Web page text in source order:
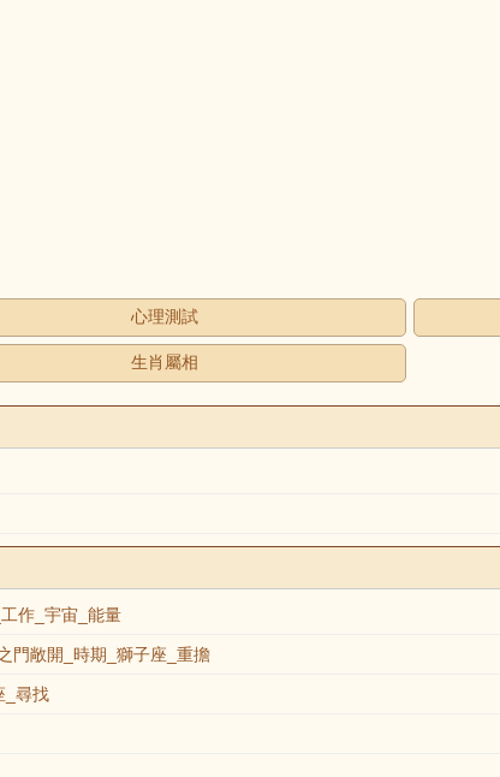
心理測試
生肖屬相
作_宇宙_能量
門敞開_時期_獅子座_重擔
_尋找